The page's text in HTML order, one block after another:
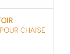
CHAISE